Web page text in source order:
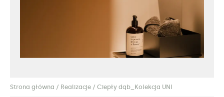
Strona główna / Realizacje / Ciepły dąb_Kolekcja UNI